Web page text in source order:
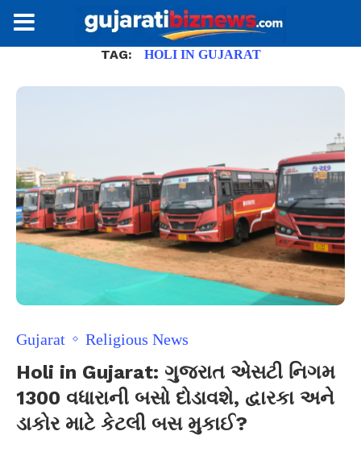
TAG: HOLI IN GUJARAT
Gujarat Religious News
Holi in Gujarat: ગુજરાત એસટી નિગમ
1300 વધારાની બસો દોડાવશે, દ્વારકા અને
ડાકોર માટે કેટલી બસ મુકાઈ?